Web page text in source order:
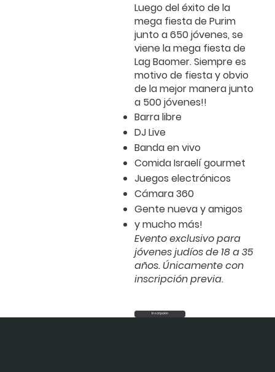
Luego deléxito de la
mega fiesta de Purim
junto a650 jóvenes, se
viene la mega fiesta de
Lag Baomer. Siempre es
motivo de fiesta y obvio
de la mejor manera junto
a 500 jóvenes!!
Barralibre
DJLive
Bandaen vivo
ComidaIsraelígourmet
Juegos electrónicos
Cámara360
Gentenuevay amigos
ymucho más!
Evento exclusivo para
jóvenes judíos de 18 a 35
años. Únicamente con
inscripción previa.
Inscripción